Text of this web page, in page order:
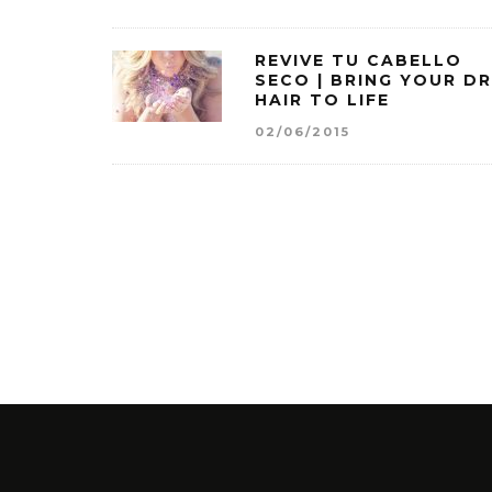
REVIVE TU CABELLO
SECO | BRING YOUR
HAIR TO LIFE
02/06/2015